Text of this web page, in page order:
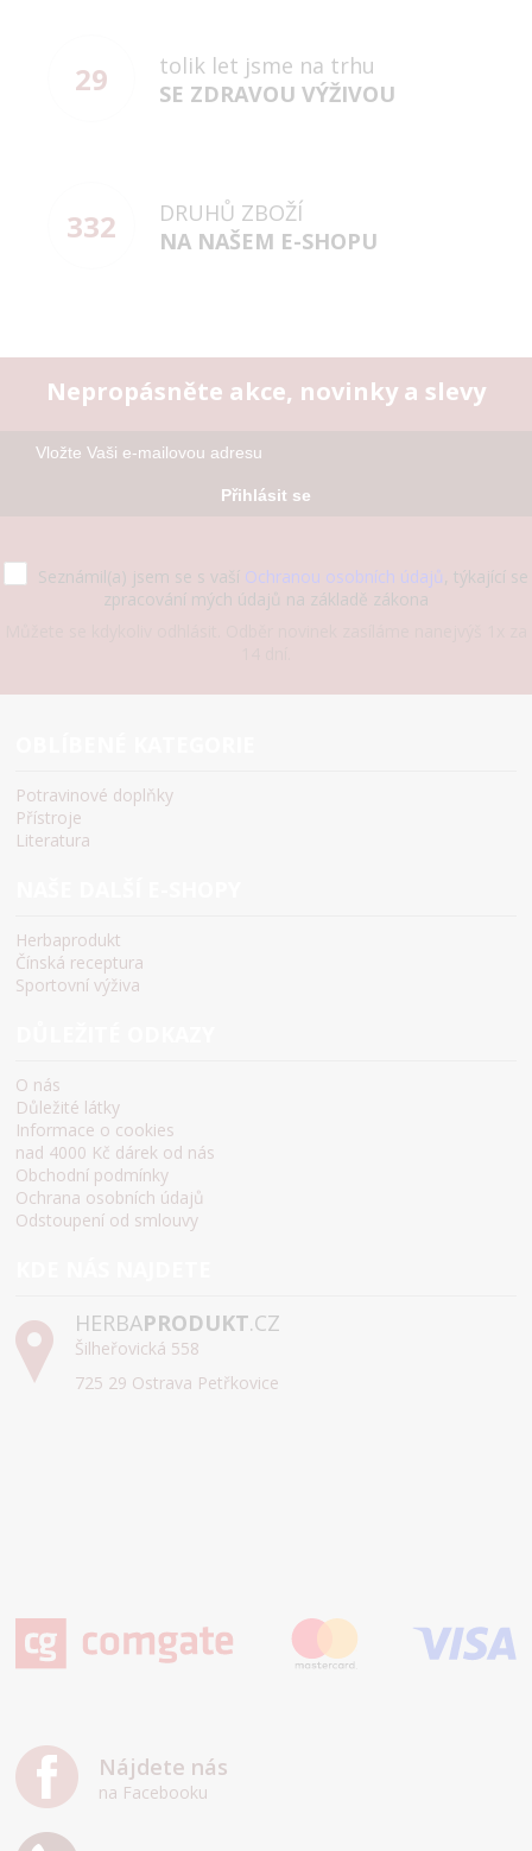
29
tolik let jsme na trhu
SE ZDRAVOU VÝŽIVOU
332
DRUHŮ ZBOŽÍ
NA NAŠEM E-SHOPU
Nepropásněte akce, novinky a slevy
Přihlásit se
Seznámil(a) jsem se s vaší Ochranou osobních údajů, týkající se
zpracování mých údajů na základě zákona
Potravinové doplňky
Přístroje
Literatura
Herbaprodukt
Čínská receptura
Sportovní výživa
O nás
Důležité látky
Informace o cookies
nad 4000 Kč dárek od nás
Obchodní podmínky
Ochrana osobních údajů
Odstoupení od smlouvy
HERBAPRODUKT.CZ
Šilheřovická 558
725 29 Ostrava Petřkovice
Nájdete nás
na Facebooku